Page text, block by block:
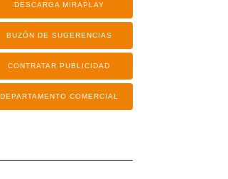
DESCARGA MIRAPLAY
BUZÓN DE SUGERENCIAS
CONTRATAR PUBLICIDAD
DEPARTAMENTO COMERCIAL